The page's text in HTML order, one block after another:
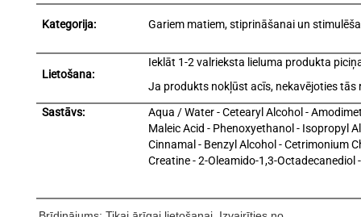
Kategorija: Gariem matiem, stiprināšanai un
Lietošana:
Ieklāt 1-2 valrieksta lieluma produkta
Ja produkts nokļūst acīs, nekavējoties tās
Sastāvs:
Aqua / Water - Cetearyl Alcohol -
Maleic Acid - Phenoxyethanol - Isopropyl
Cinnamal - Benzyl Alcohol - Cetrimonium
Creatine - 2-Oleamido-1,3-